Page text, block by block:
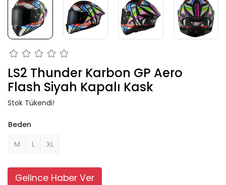
LS2 Thunder Karbon GP Aero
Flash Siyah Kapalı Kask
Stok Tükendi!
Beden
M
L XL
Gelince Haber Ver